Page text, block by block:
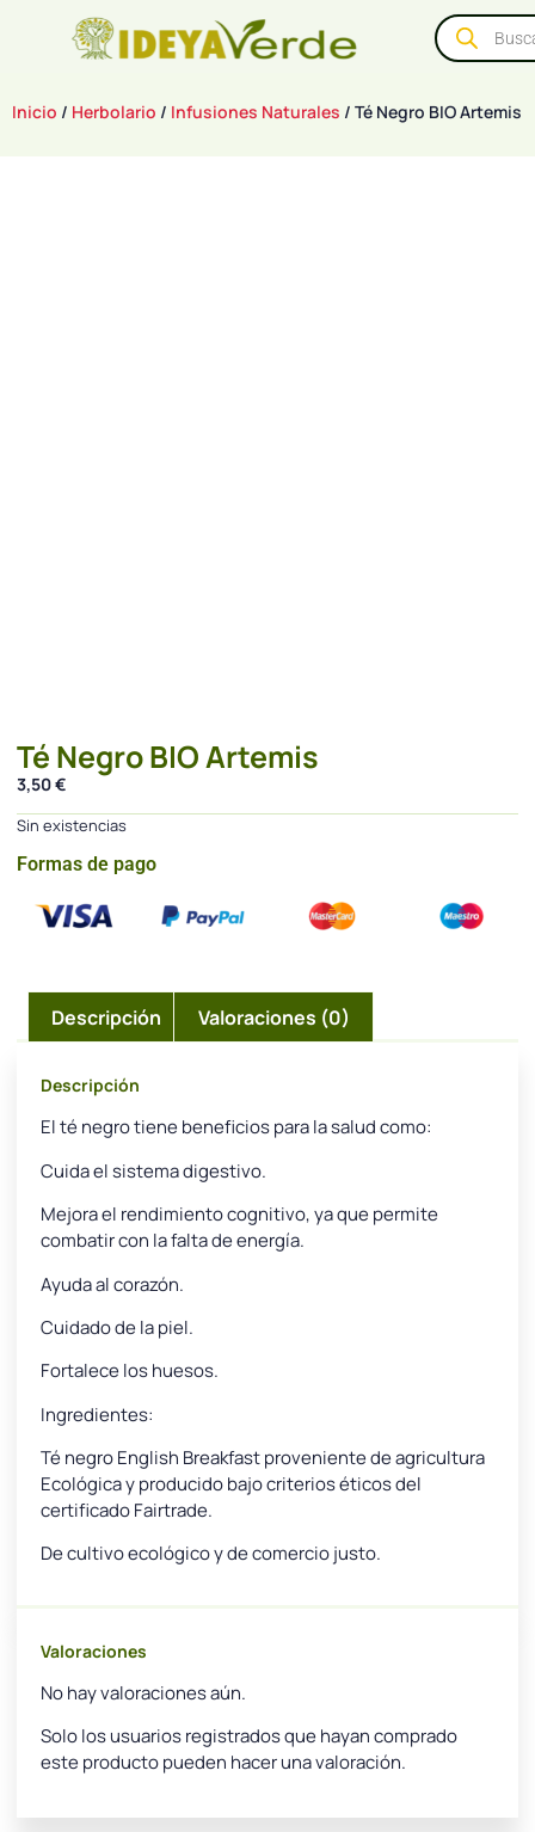
Inicio / Herbolario / Infusiones Naturales / Té Negro BIO Artemis
Té Negro BIO Artemis
3,50€
Sin existencias
Formas de pago
Descripción Valoraciones (0)
Descripción
El té negro tiene beneficios para la salud como:
Cuida el sistema digestivo.
Mejora el rendimiento cognitivo, ya que permite
combatir con la falta de energía.
Ayuda al corazón.
Cuidado de la piel.
Fortalece los huesos.
Ingredientes:
Té negro English Breakfast proveniente de agricultura
Ecológica y producido bajo criterios éticos del
certificado Fairtrade.
De cultivo ecológico y de comercio justo.
Valoraciones
No hay valoraciones aún.
Solo los usuarios registrados que hayan comprado
este producto pueden hacer una valoración.